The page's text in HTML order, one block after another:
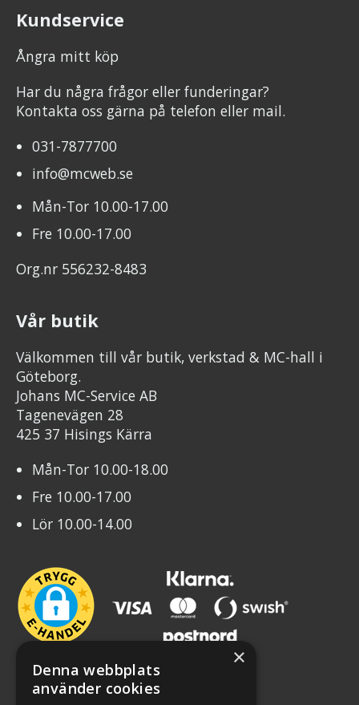
Kundservice
Ångra mitt köp
Har du några frågor eller funderingar?
Kontakta oss gärna på telefon eller mail.
031-7877700
info@mcweb.se
Mån-Tor 10.00-17.00
Fre 10.00-17.00
Org.nr 556232-8483
Vår butik
Välkommen till vår butik, verkstad & MC-hall i
Göteborg.
Johans MC-Service AB
Tagenevägen 28
425 37 Hisings Kärra
Mån-Tor 10.00-18.00
Fre 10.00-17.00
Lör 10.00-14.00
×
Denna webbplats
använder cookies